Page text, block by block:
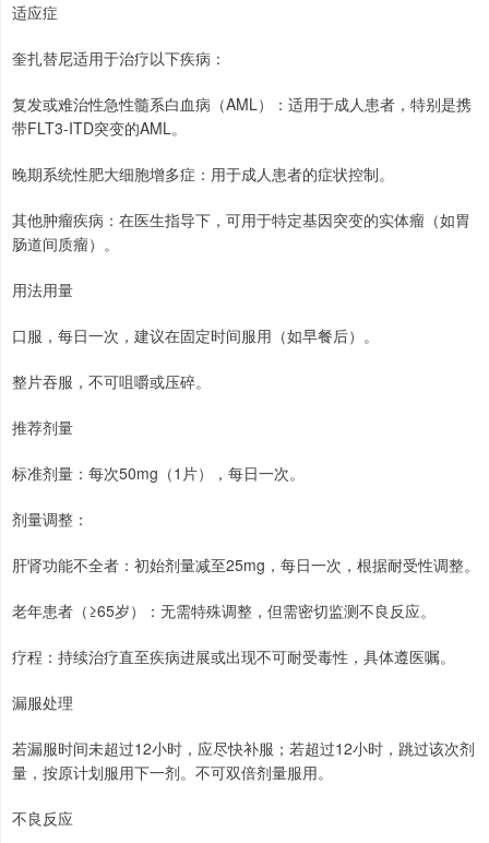
适应症
奎扎替尼适用于治疗以下疾病：
复发或难治性急性髓系白血病（AML）：适用于成人患者，特别是携
带FLT3-ITD突变的AML。
晚期系统性肥大细胞增多症：用于成人患者的症状控制。
其他肿瘤疾病：在医生指导下，可用于特定基因突变的实体瘤（如胃
肠道间质瘤）。
用法用量
口服，每日一次，建议在固定时间服用（如早餐后）。
整片吞服，不可咀嚼或压碎。
推荐剂量
标准剂量：每次50mg（1片），每日一次。
剂量调整：
肝肾功能不全者：初始剂量减至25mg，每日一次，根据耐受性调整。
老年患者（≥65岁）：无需特殊调整，但需密切监测不良反应。
疗程：持续治疗直至疾病进展或出现不可耐受毒性，具体遵医嘱。
漏服处理
若漏服时间未超过12小时，应尽快补服；若超过12小时，跳过该次剂
量，按原计划服用下一剂。不可双倍剂量服用。
不良反应